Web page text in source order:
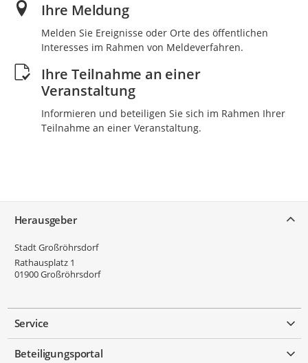
Ihre Meldung
Melden Sie Ereignisse oder Orte des öffentlichen
Interesses im Rahmen von Meldeverfahren.
Ihre Teilnahme an einer
Veranstaltung
Informieren und beteiligen Sie sich im Rahmen Ihrer
Teilnahme an einer Veranstaltung.
Herausgeber
Stadt Großröhrsdorf
Rathausplatz 1
01900Großröhrsdorf
Service
Beteiligungsportal